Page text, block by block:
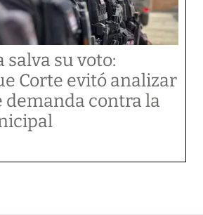
salva su voto:
Corte evitó analizar
demanda contra la